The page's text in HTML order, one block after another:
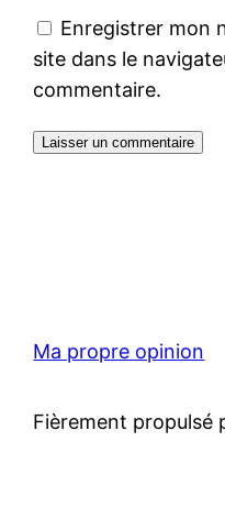
Enregistrer mon
site dans le
commentaire.
Ma propre opinion
Fièrement propulsé